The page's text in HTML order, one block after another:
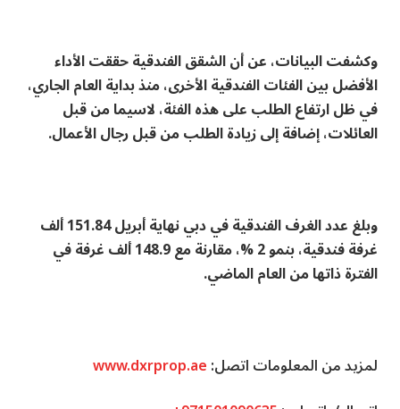
وكشفت البيانات، عن أن الشقق الفندقية حققت الأداء
الأفضل بين الفئات الفندقية الأخرى، منذ بداية العام الجاري،
في ظل ارتفاع الطلب على هذه الفئة، لاسيما من قبل
العائلات، إضافة إلى زيادة الطلب من قبل رجال الأعمال.
وبلغ عدد الغرف الفندقية في دبي نهاية أبريل 151.84 ألف
غرفة فندقية، بنمو 2 %، مقارنة مع 148.9 ألف غرفة في
الفترة ذاتها من العام الماضي.
لمزيد من المعلومات اتصل:www.dxrprop.ae